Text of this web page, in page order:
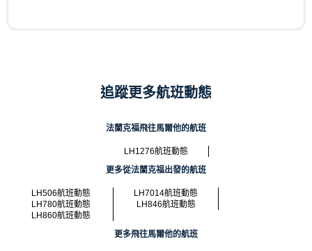
追蹤更多航班動態
法蘭克福飛往馬爾他的航班
LH1276航班動態
更多從法蘭克福出發的航班
LH506航班動態
LH7014航班動態
LH780航班動態
LH846航班動態
LH860航班動態
更多飛往馬爾他的航班